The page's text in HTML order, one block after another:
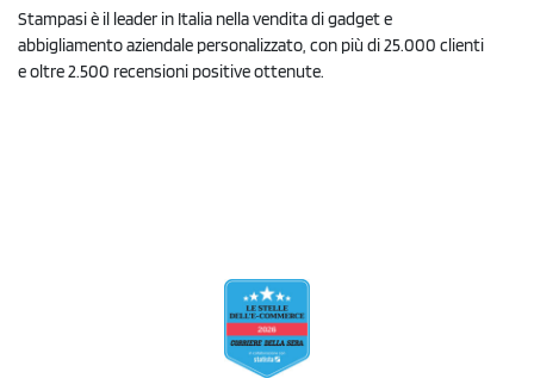
Stampasi è il leader in Italia nella vendita di gadget e
abbigliamento aziendale personalizzato, con più di 25.000 clienti
e oltre 2.500 recensioni positive ottenute.